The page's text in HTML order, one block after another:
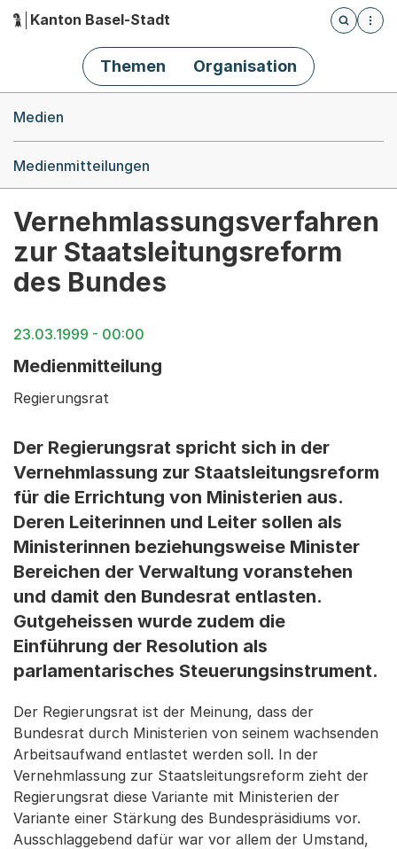
Hauptnavigation
Kanton Basel-Stadt
Öffnet
Themen Organisation
Medien
Medienmitteilungen
Vernehmlassungsverfahren
zur Staatsleitungsreform
des Bundes
23.03.1999 - 00:00
Medienmitteilung
Regierungsrat
Der Regierungsrat spricht sich in der
Vernehmlassung zur Staatsleitungsreform
für die Errichtung von Ministerien aus.
Deren Leiterinnen und Leiter sollen als
Ministerinnen beziehungsweise Minister
Bereichen der Verwaltung voranstehen
und damit den Bundesrat entlasten.
Gutgeheissen wurde zudem die
Einführung der Resolution als
parlamentarisches Steuerungsinstrument.
Der Regierungsrat ist der Meinung, dass der
Bundesrat durch Ministerien von seinem wachsenden
Arbeitsaufwand entlastet werden soll. In der
Vernehmlassung zur Staatsleitungsreform zieht der
Regierungsrat diese Variante mit Ministerien der
Variante einer Stärkung des Bundespräsidiums vor.
Ausschlaggebend dafür war vor allem der Umstand,